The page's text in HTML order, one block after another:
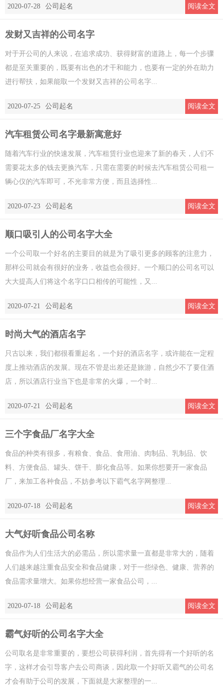
2020-07-28 公司起名 阅读全文
发财又吉祥的公司名字
对于开公司的人来说，在追求成功、获得财富的道路上，每一个步骤
都是至关重要的，既要有出色的才干和能力，也要有一定的外在助力
进行帮扶，如果能取一个发财又吉祥的公司名字...
2020-07-25 公司起名 阅读全文
汽车租赁公司名字最新寓意好
随着汽车行业的快速发展，汽车租赁行业也迎来了新的春天，人们不
需要花太多的钱去更换汽车，只需在需要的时候去汽车租赁公司租一
辆心仪的汽车即可，不光非常方便，而且选择性...
2020-07-23 公司起名 阅读全文
顺口吸引人的公司名字大全
一个公司取一个好名的主要目的就是为了吸引更多的顾客的注意力，
那样公司就会有很好的业务，收益也会很好。一个顺口的公司名可以
大大提高人们将这个名字口口相传的可能性，又...
2020-07-21 公司起名 阅读全文
时尚大气的酒店名字
只古以来，我们都很看重起名，一个好的酒店名字，或许能在一定程
度上推动酒店的发展。现在不管是出差还是旅游，自然少不了要住酒
店，所以酒店行业当下也是非常的火爆，一个时...
2020-07-21 公司起名 阅读全文
三个字食品厂名字大全
食品的种类有很多，有粮食、食品、食用油、肉制品、乳制品、饮
料、方便食品、罐头、饼干、膨化食品等。如果你想要开一家食品
厂，来加工各种食品，不妨参考以下霸气名字网整理...
2020-07-18 公司起名 阅读全文
大气好听食品公司名称
食品作为人们生活大的必需品，所以需求量一直都是非常大的，随着
人们越来越注重食品安全和食品健康，对于一些绿色、健康、营养的
食品需求量增大。如果你想经营一家食品公司，...
2020-07-18 公司起名 阅读全文
霸气好听的公司名字大全
公司取名是非常重要的，要想公司获得利润，首先得有一个好听的名
字，这样才会引导客户去公司商谈，因此取一个好听又霸气的公司名
才会有助于公司的发展，下面就是大家整理的一...